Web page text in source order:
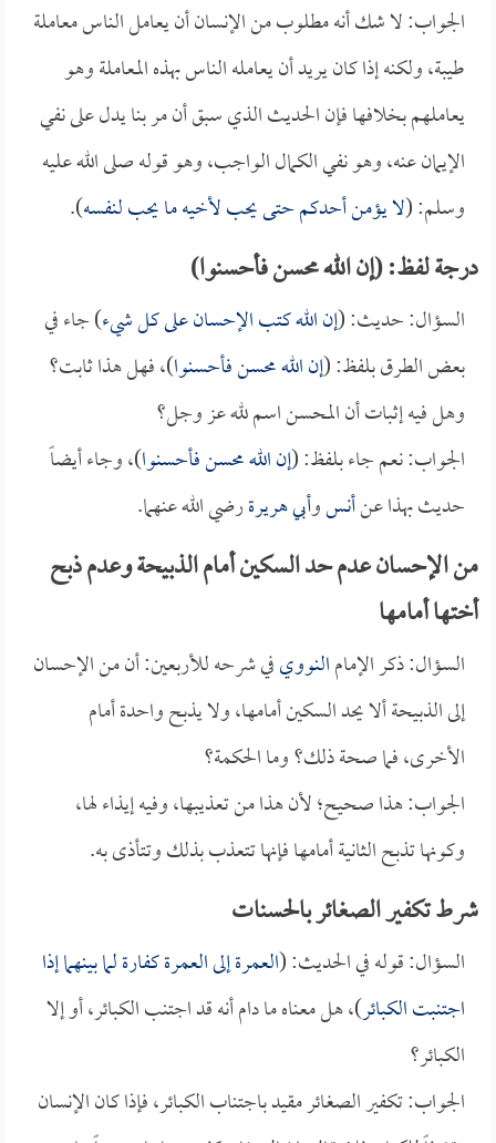
الجواب: لا شك أنه مطلوب من الإنسان أن يعامل الناس معاملة
طيبة، ولكنه إذا كان يريد أن يعامله الناس بهذه المعاملة وهو
يعاملهم بخلافها فإن الحديث الذي سبق أن مر بنا يدل على نفي
الإيمان عنه، وهو نفي الكمال الواجب، وهو قوله صلى الله عليه
وسلم: (لا يؤمن أحدكم حتى يحب لأخيه ما يحب لنفسه).
درجة لفظ: (إن الله محسن فأحسنوا)
السؤال: حديث: (إن الله كتب الإحسان على كل شيء) جاء في
بعض الطرق بلفظ: (إن الله محسن فأحسنوا)، فهل هذا ثابت؟
وهل فيه إثبات أن المحسن اسم لله عز وجل؟
الجواب: نعم جاء بلفظ: (إن الله محسن فأحسنوا)، وجاء أيضاً
حديث بهذا عنأنسوأبي هريرةرضي الله عنهما.
من الإحسان عدم حد السكين أمام الذبيحة وعدم ذبح
أختها أمامها
السؤال: ذكر الإمامالنوويفي شرحه للأربعين: أن من الإحسان
إلى الذبيحة ألا يحد السكين أمامها، ولا يذبح واحدة أمام
الأخرى، فما صحة ذلك؟ وما الحكمة؟
الجواب: هذا صحيح؛ لأن هذا من تعذيبها، وفيه إيذاء لها،
وكونها تذبح الثانية أمامها فإنها تتعذب بذلك وتتأذى به.
شرط تكفير الصغائر بالحسنات
السؤال: قوله في الحديث: (العمرة إلى العمرة كفارة لما بينهما إذا
اجتنبت الكبائر)، هل معناه ما دام أنه قد اجتنب الكبائر، أو إلا
الكبائر؟
الجواب: تكفير الصغائر مقيد باجتناب الكبائر، فإذا كان الإنسان